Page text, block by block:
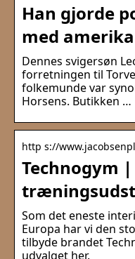
Han gjorde
med
Dennes svigersøn
forretningen til
folkemunde var
Horsens. Butikken …
http s://
Technogym
Som det eneste
Europa har vi den
tilbyde brandet
udvalget her.